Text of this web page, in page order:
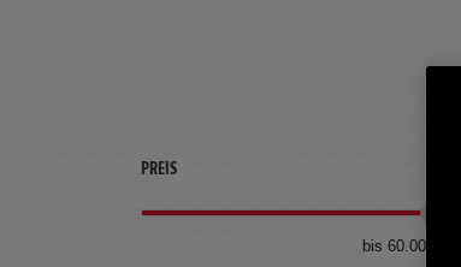
PREIS
bis 60.000 €